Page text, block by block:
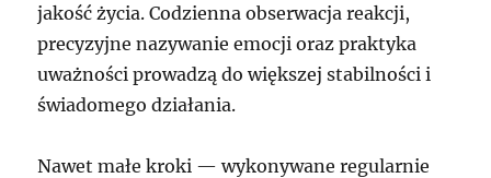
jakość życia. Codzienna obserwacja reakcji,
precyzyjne nazywanie emocji oraz praktyka
uważności prowadzą do większej stabilności i
świadomego działania.
Nawet małe kroki — wykonywane regularnie